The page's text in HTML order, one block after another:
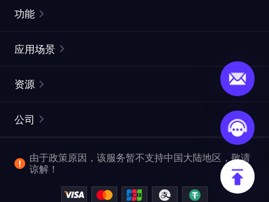
静态住宅代理
网页抓取 API
视频下载 API
功能
ISP代理
ProxySite
应用场景
市场研究
爬行和索引
查看全部使用场景
资源
常见问题解答
位置
公司
企业服务
反洗钱合规计划
由于政策原因，该服务暂不支持中国大陆地区，敬请
谅解！